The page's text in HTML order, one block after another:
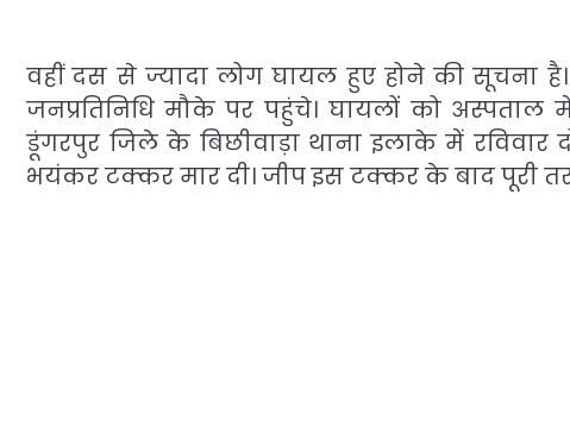
वहीं दस से ज्यादा लोग घायल हुए होने की सूचना
जनप्रतिनिधि मौके पर पहुंचे। घायलों को अस्पताल
डूंगरपुर जिले के बिछीवाड़ा थाना इलाके में
भयंकर टक्कर मार दी। जीप इस टक्कर के बाद पूरी